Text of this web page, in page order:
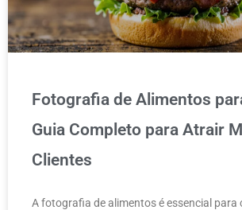
Fotografia de Alimentos
Guia Completo para Atrair
Clientes
A fotografia de alimentos é essencial para